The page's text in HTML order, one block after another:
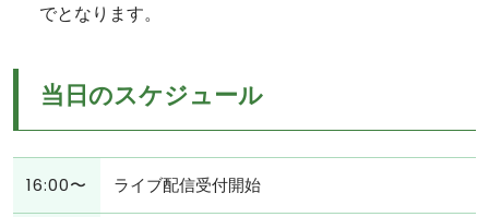
でとなります。
当日のスケジュール
16:00〜 ライブ配信受付開始